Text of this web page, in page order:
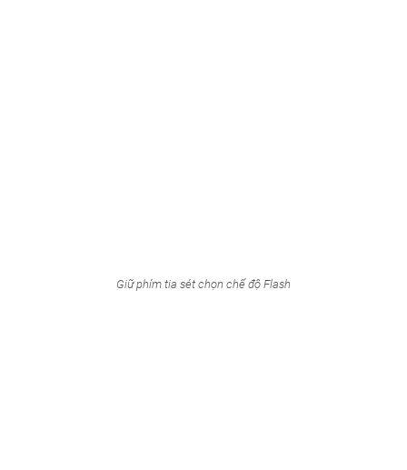
Giữ phím tia sét chọn chế độ Flash